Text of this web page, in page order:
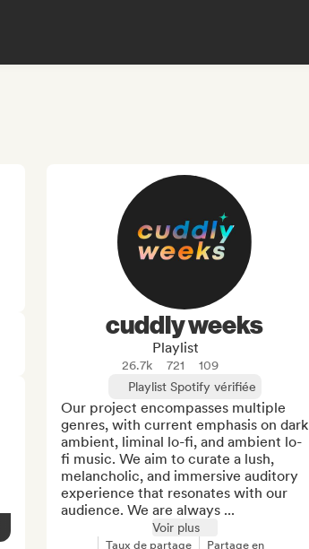
cuddly weeks
Playlist
26.7k 721
109
Playlist Spotify vérifiée
Our project encompasses multiple
genres, with current emphasis on dark
ambient, liminal lo-fi, and ambient lo-
fi music. We aim to curate a lush,
melancholic, and immersive auditory
experience that resonates with our
audience. We are always ...
Voir plus
Taux de partage Partage en